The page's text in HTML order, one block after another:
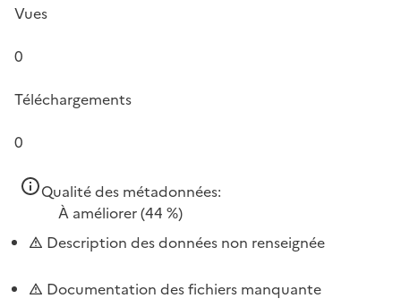
Vues
0
Téléchargements
0
Qualité des métadonnées:
À améliorer(44 %)
Description des données non renseignée
Documentation des fichiers manquante